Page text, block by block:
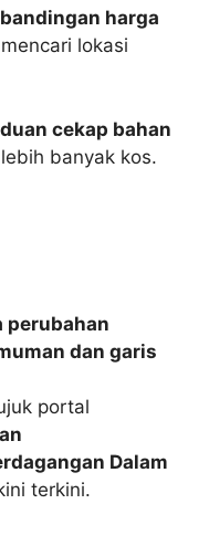
harga
lokasi
cekap bahan
banyak kos.
perubahan
dan garis
portal
Dalam
terkini.